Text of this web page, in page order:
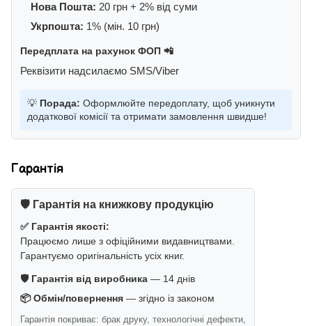
Нова Пошта: 20 грн + 2% від суми
Укрпошта: 1% (мін. 10 грн)
Передплата на рахунок ФОП 📲
Реквізити надсилаємо SMS/Viber
💡 Порада: Оформлюйте передоплату, щоб уникнути
додаткової комісії та отримати замовлення швидше!
Гарантія
🛡️ Гарантія на книжкову продукцію
✅ Гарантія якості:
Працюємо лише з офіційними видавництвами.
Гарантуємо оригінальність усіх книг.
🛡️ Гарантія від виробника — 14 днів
📦 Обмін/повернення — згідно із законом
Гарантія покриває: брак друку, технологічні дефекти,